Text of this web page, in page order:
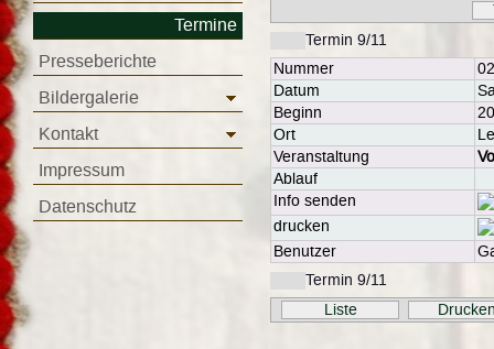
Termine
Presseberichte
Bildergalerie
Kontakt
Impressum
Datenschutz
Termin 9/11
Nummer
Datum
Beginn
Ort
Veranstaltung
Ablauf
Info senden
drucken
Benutzer
Termin 9/11
Liste